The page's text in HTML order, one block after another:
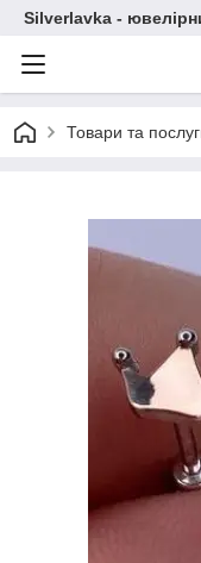
Silverlavka -
Товари та